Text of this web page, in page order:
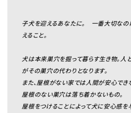
子犬を迎えるあなたに。 一番大切なの
えること。
犬は本来巣穴を掘って暮らす生き物。人
がその巣穴の代わりとなります。
また、屋根がない家では人間が安心でき
屋根のない巣穴は落ち着かないもの。
屋根をつけることによって犬に安心感を